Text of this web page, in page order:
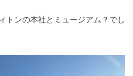
トンの本社とミュージアム？でし